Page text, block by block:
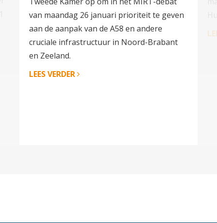
van maandag 26 januari prioriteit te geven
aan de aanpak van de A58 en andere
cruciale infrastructuur in Noord-Brabant
en Zeeland.
LEES VERDER